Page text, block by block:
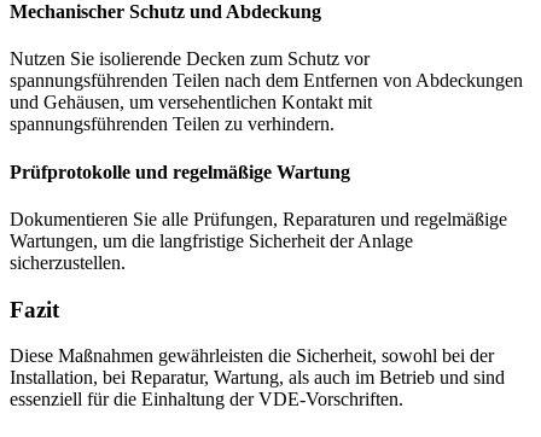
Mechanischer Schutz und Abdeckung
Nutzen Sie isolierende Decken zum Schutz vor
spannungsführenden Teilen nach dem Entfernen von Abdeckungen
und Gehäusen, um versehentlichen Kontakt mit
spannungsführenden Teilen zu verhindern.
Prüfprotokolle und regelmäßige Wartung
Dokumentieren Sie alle Prüfungen, Reparaturen und regelmäßige
Wartungen, um die langfristige Sicherheit der Anlage
sicherzustellen.
Fazit
Diese Maßnahmen gewährleisten die Sicherheit, sowohl bei der
Installation, bei Reparatur, Wartung, als auch im Betrieb und sind
essenziell für die Einhaltung der VDE-Vorschriften.